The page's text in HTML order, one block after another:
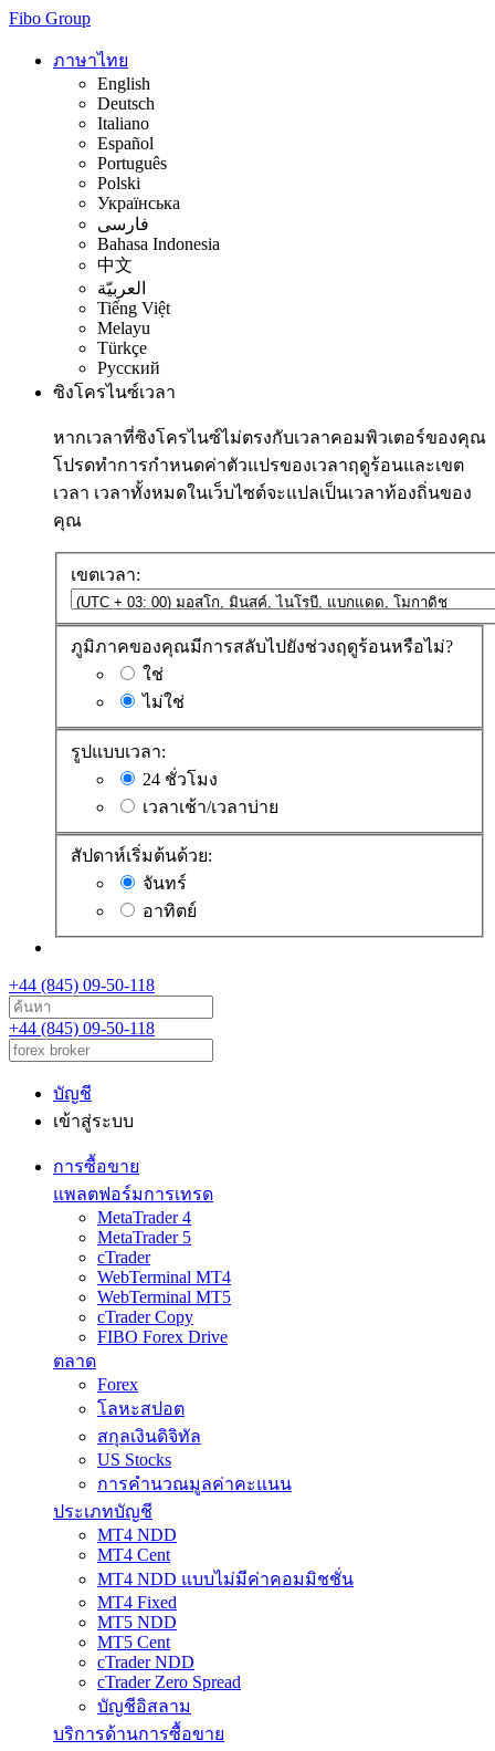
Fibo Group
ภาษาไทย
English
Deutsch
Italiano
Español
Português
Polski
Українська
فارسی
Bahasa Indonesia
中文
العربيّة
Tiếng Việt
Melayu
Türkçe
Русский
ซิงโครไนซ์เวลา
หากเวลาที่ซิงโครไนซ์ไม่ตรงกับเวลาคอมพิวเตอร์ของคุณ
โปรดทำการกำหนดค่าตัวแปรของเวลาฤดูร้อนและเขต
เวลา เวลาทั้งหมดในเว็บไซต์จะแปลเป็นเวลาท้องถิ่นของ
คุณ
เขตเวลา:
ภูมิภาคของคุณมีการสลับไปยังช่วงฤดูร้อนหรือไม่?
ใช่
ไม่ใช่
รูปแบบเวลา:
24 ชั่วโมง
เวลาเช้า/เวลาบ่าย
สัปดาห์เริ่มต้นด้วย:
จันทร์
อาทิตย์
+44 (845) 09-50-118
+44 (845) 09-50-118
บัญชี
เข้าสู่ระบบ
การซื้อขาย
แพลตฟอร์มการเทรด
MetaTrader 4
MetaTrader 5
cTrader
WebTerminal MT4
WebTerminal MT5
cTrader Copy
FIBO Forex Drive
ตลาด
Forex
โลหะสปอต
สกุลเงินดิจิทัล
US Stocks
การคำนวณมูลค่าคะแนน
ประเภทบัญชี
MT4 NDD
MT4 Cent
MT4 NDD แบบไม่มีค่าคอมมิชชั่น
MT4 Fixed
MT5 NDD
MT5 Cent
cTrader NDD
cTrader Zero Spread
บัญชีอิสลาม
บริการด้านการซื้อขาย